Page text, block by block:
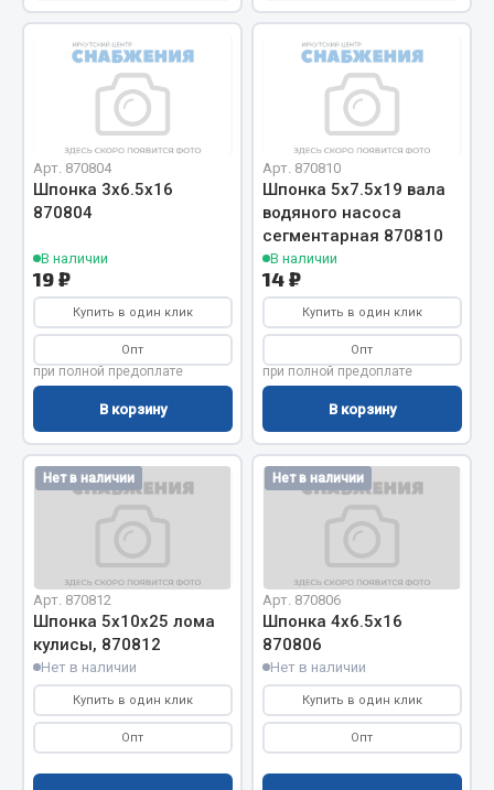
Весь раздел
Соединительные элементы
Camozzi
Адаптеры и переходники
Трубки, муфты, гайки
Угольники
Фитинги
Весь раздел
Инструмент
Крепежный инструмент
Режущий инструмент
Силовое оборудование
Слесарный инструмент
Столярный инструмент
Показать ещё
Арт. 870804
Шпонка 3х6.5х16
870804
В наличии
19 ₽
Купить в один клик
Опт
при полной предоплате
В корзину
Арт. 870810
Шпонка 5х7.5х19 вала
водяного насоса
сегментарная 870810
В наличии
14 ₽
Купить в один клик
Опт
при полной предоплате
В корзину
Нет в наличии
Арт. 870812
Шпонка 5х10х25 лома
кулисы, 870812
Нет в наличии
Купить в один клик
Опт
Нет в наличии
Арт. 870806
Шпонка 4х6.5х16
870806
Нет в наличии
Купить в один клик
Опт